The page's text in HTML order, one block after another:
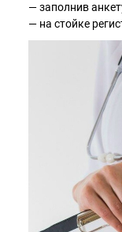
— заполнив
— на стойке